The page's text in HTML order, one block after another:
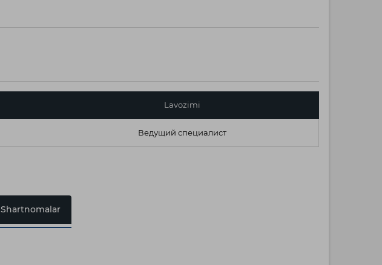
Lavozimi
Ведущий специалист
Shartnomalar